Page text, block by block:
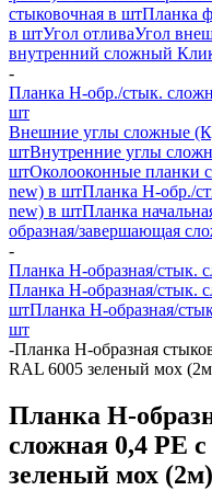
стыковочная в штПланка
в штУгол отливаУгол
внутренний сложный
-
Планка H-обр./стык.
шт
Внешние углы сложные
штВнутренние углы
штОколооконные
new) в штПланка H-обр./
new) в штПланка
образная/завершающая
-
Планка H-образная/
Планка H-образная/
штПланка H-образная/
шт
-Планка Н-образная
RAL 6005 зеленый мох
Планка Н-
сложная 0,4 PE
зеленый мох (2м)